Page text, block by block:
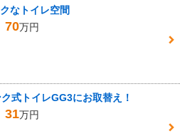
なトイレ空間
70万円
式トイレGG3にお取替え！
31万円